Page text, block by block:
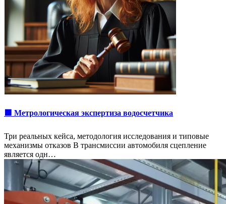
🟩 Метрологическая экспертиза водосчетчика
Три реальных кейса, методология исследования и типовые
механизмы отказов В трансмиссии автомобиля сцепление
является одн…